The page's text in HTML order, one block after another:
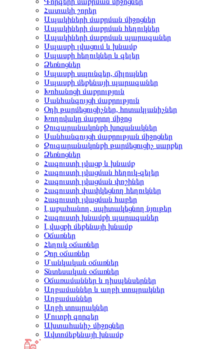
Հատակի շորեր
Ապակիների մաքրման միջոցներ
Ապակիների մաքրման հեղուկներ
Ապակիների մաքրման պարագաներ
Սպասքի լվացում և խնամք
Սպասքի հեղուկներ և գելեր
Ձեռնոցներ
Սպասքի սպունգեր, ճիլոպներ
Սպասքի մեքենայի պարագաներ
Խոհանոցի մաքրություն
Սանհանգույցի մաքրություն
Օդի թարմեցուցիչներ, հոտակլանիչներ
Խողովակը մաքրող միջոց
Զուգարանակոնքի խոզանակներ
Սանհանգույցի մաքրության միջոցներ
Զուգարանակոնքի թարմեցուցիչ սարքեր
Ձեռնոցներ
Հագուստի լվացք և խնամք
Հագուստի լվացման հեղուկ-գելեր
Հագուստի լվացման փոշիներ
Հագուստի փափկեցնող հեղուկներ
Հագուստի լվացման հաբեր
Լաքահանող, սպիտակեցնող նյութեր
Հագուստի խնամքի պարագաներ
Լվացքի մեքենայի խնամք
Օճառներ
Հեղուկ օճառներ
Չոր օճառներ
Մանկական օճառներ
Տնտեսական օճառներ
Օճառամաններ և դիսպենսերներ
Աղբամաններ և աղբի տոպրակներ
Աղբամաններ
Աղբի տոպրակներ
Մուտքի գորգեր
Ախտահանիչ միջոցներ
Ավտոմեքենայի խնամք